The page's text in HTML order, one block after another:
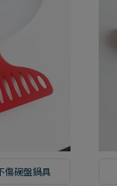
傷碗盤鍋具